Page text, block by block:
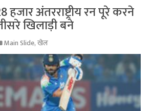
हजार अंतरराष्ट्रीय रन पूरे करने
खिलाड़ी बने
Main Slide,खेल